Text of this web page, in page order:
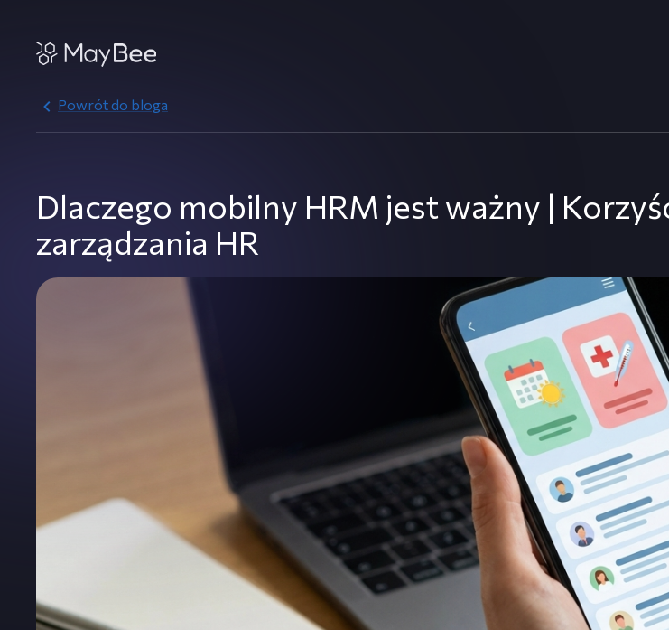
Powrót do bloga
Dlaczego mobilny HRM jest ważny |
zarządzania HR